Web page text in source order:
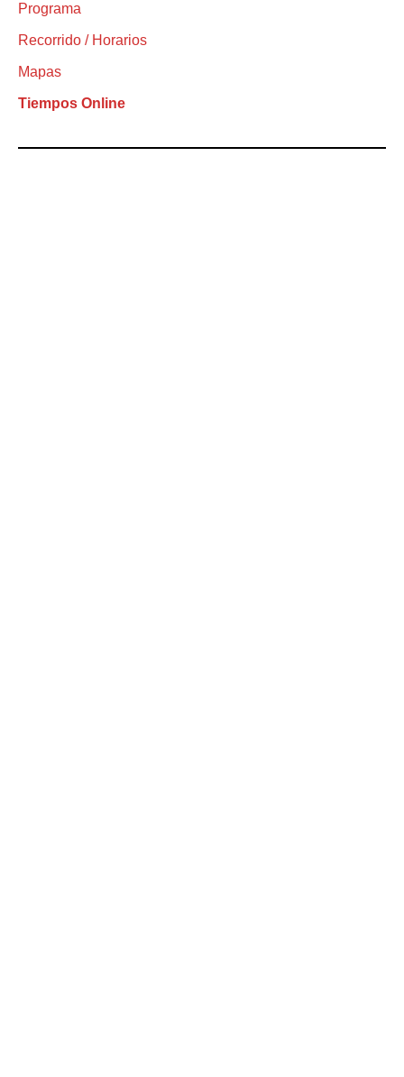
Programa
Recorrido / Horarios
Mapas
Tiempos Online